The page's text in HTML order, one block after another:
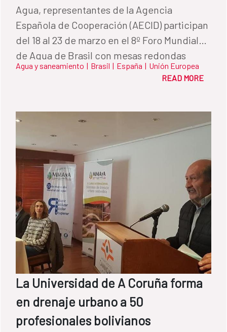
Agua, representantes de la Agencia
Española de Cooperación (AECID) participan
del 18 al 23 de marzo en el 8º Foro Mundial
de Agua de Brasil con mesas redondas
sobre planificación hidrológica, derechos
Agua y saneamiento | Brasil | España | Unión Europea
READ MORE
La Universidad de A Coruña forma
en drenaje urbano a 50
profesionales bolivianos